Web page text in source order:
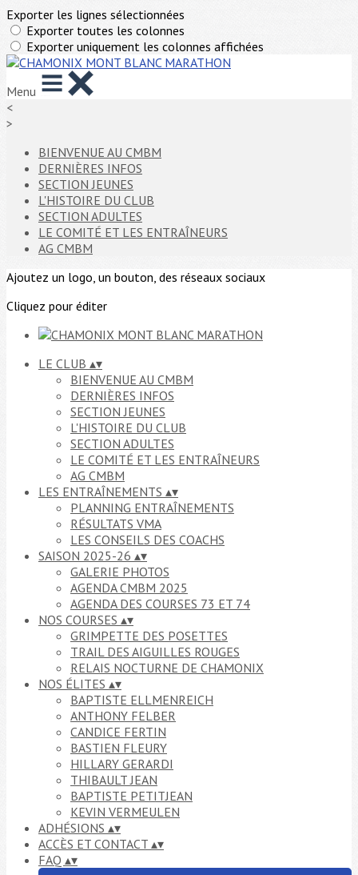
Exporter les lignes sélectionnées
Exporter toutes les colonnes
Exporter uniquement les colonnes affichées
Menu
<
>
BIENVENUE AU CMBM
DERNIÈRES INFOS
SECTION JEUNES
L'HISTOIRE DU CLUB
SECTION ADULTES
LE COMITÉ ET LES ENTRAÎNEURS
AG CMBM
Ajoutez un logo, un bouton, des réseaux sociaux
Cliquez pour éditer
LE CLUB ▴▾
BIENVENUE AU CMBM
DERNIÈRES INFOS
SECTION JEUNES
L'HISTOIRE DU CLUB
SECTION ADULTES
LE COMITÉ ET LES ENTRAÎNEURS
AG CMBM
LES ENTRAÎNEMENTS ▴▾
PLANNING ENTRAÎNEMENTS
RÉSULTATS VMA
LES CONSEILS DES COACHS
SAISON 2025-26 ▴▾
GALERIE PHOTOS
AGENDA CMBM 2025
AGENDA DES COURSES 73 ET 74
NOS COURSES ▴▾
GRIMPETTE DES POSETTES
TRAIL DES AIGUILLES ROUGES
RELAIS NOCTURNE DE CHAMONIX
NOS ÉLITES ▴▾
BAPTISTE ELLMENREICH
ANTHONY FELBER
CANDICE FERTIN
BASTIEN FLEURY
HILLARY GERARDI
THIBAULT JEAN
BAPTISTE PETITJEAN
KEVIN VERMEULEN
ADHÉSIONS ▴▾
ACCÈS ET CONTACT ▴▾
FAQ ▴▾